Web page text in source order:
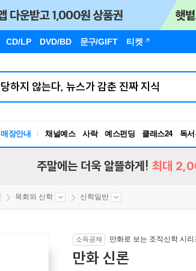
CD/LP DVD/BD 문구/GIFT 티켓
매장안내 채널예스 사락 예스펀딩 클래스24
독
주말에는 더욱 알뜰하게! 최대
목회와 신학 신학일반
소득공제 만화로 보는 조직신학 시리
만화 신론